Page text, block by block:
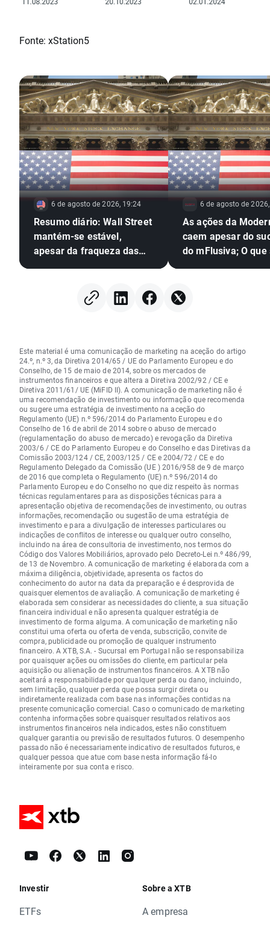
Fonte: xStation5
6 de agosto de 2026, 19:24
Resumo diário: Wall Street
mantém-se estável,
apesar da fraqueza das
preço do petróleo
6 de agosto de
As ações da
caem apesar do
do mFlusiva; O que
ARNm?
Este material é uma comunicação de marketing na aceção do artigo
24.º, n.º 3, da Diretiva 2014/65 / UE do Parlamento Europeu e do
Conselho, de 15 de maio de 2014, sobre os mercados de
instrumentos financeiros e que altera a Diretiva 2002/92 / CE e
Diretiva 2011/61/ UE (MiFID II). A comunicação de marketing não é
uma recomendação de investimento ou informação que recomenda
ou sugere uma estratégia de investimento na aceção do
Regulamento (UE) n.º 596/2014 do Parlamento Europeu e do
Conselho de 16 de abril de 2014 sobre o abuso de mercado
(regulamentação do abuso de mercado) e revogação da Diretiva
2003/6 / CE do Parlamento Europeu e do Conselho e das Diretivas da
Comissão 2003/124 / CE, 2003/125 / CE e 2004/72 / CE e do
Regulamento Delegado da Comissão (UE ) 2016/958 de 9 de março
de 2016 que completa o Regulamento (UE) n.º 596/2014 do
Parlamento Europeu e do Conselho no que diz respeito às normas
técnicas regulamentares para as disposições técnicas para a
apresentação objetiva de recomendações de investimento, ou outras
informações, recomendação ou sugestão de uma estratégia de
investimento e para a divulgação de interesses particulares ou
indicações de conflitos de interesse ou qualquer outro conselho,
incluindo na área de consultoria de investimento, nos termos do
Código dos Valores Mobiliários, aprovado pelo Decreto-Lei n.º 486/99,
de 13 de Novembro. A comunicação de marketing é elaborada com a
máxima diligência, objetividade, apresenta os factos do
conhecimento do autor na data da preparação e é desprovida de
quaisquer elementos de avaliação. A comunicação de marketing é
elaborada sem considerar as necessidades do cliente, a sua situação
financeira individual e não apresenta qualquer estratégia de
investimento de forma alguma. A comunicação de marketing não
constitui uma oferta ou oferta de venda, subscrição, convite de
compra, publicidade ou promoção de qualquer instrumento
financeiro. A XTB, S.A. - Sucursal em Portugal não se responsabiliza
por quaisquer ações ou omissões do cliente, em particular pela
aquisição ou alienação de instrumentos financeiros. A XTB não
aceitará a responsabilidade por qualquer perda ou dano, incluindo,
sem limitação, qualquer perda que possa surgir direta ou
indiretamente realizada com base nas informações contidas na
presente comunicação comercial. Caso o comunicado de marketing
contenha informações sobre quaisquer resultados relativos aos
instrumentos financeiros nela indicados, estes não constituem
qualquer garantia ou previsão de resultados futuros. O desempenho
passado não é necessariamente indicativo de resultados futuros, e
qualquer pessoa que atue com base nesta informação fá-lo
inteiramente por sua conta e risco.
Investir
ETFs
Sobre a XTB
A empresa